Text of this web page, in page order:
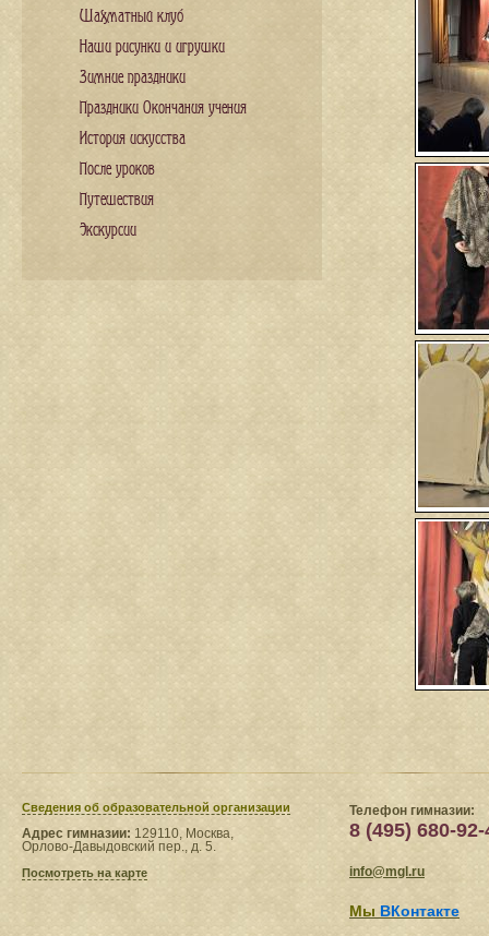
Шахматный клуб
Наши рисунки и игрушки
Зимние праздники
Праздники Окончания учения
История искусства
После уроков
Путешествия
Экскурсии
Сведения​ об образовательной организации
Адрес гимназии: 129110, Москва,
Орлово-Давыдовский пер., д. 5.
Посмотреть на карте
Телефон гимназии:
8 (495) 680-92-
info@mgl.ru
Мы ВКонтакте